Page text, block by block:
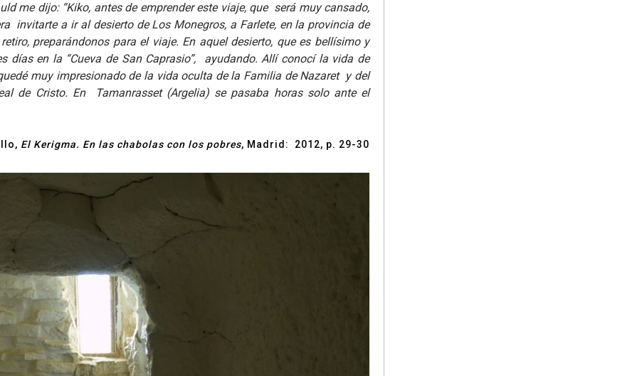
me dijo: “Kiko, antes de emprender este viaje, que será muy cansado,
invitarte a ir al desierto de Los Monegros, a Farlete, en la provincia de
preparándonos para el viaje. En aquel desierto, que es bellísimo y
en la “Cueva de San Caprasio”, ayudando. Allí conocí la vida de
muy impresionado de la vida oculta de la Familia de Nazaret y del
de Cristo. En Tamanrasset (Argelia) se pasaba horas solo ante el
El Kerigma. En las chabolas con los pobres, Madrid: 2012, p. 29-30